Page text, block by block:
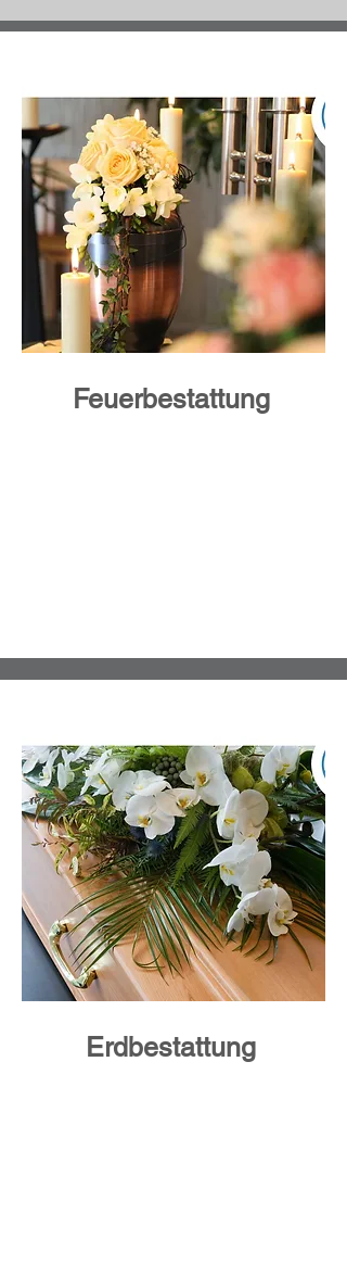
Feuerbestattung
Erdbestattung